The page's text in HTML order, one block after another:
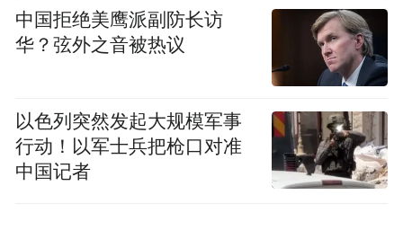
中国拒绝美鹰派副防长访
华？弦外之音被热议
以色列突然发起大规模军事
行动！以军士兵把枪口对准
中国记者